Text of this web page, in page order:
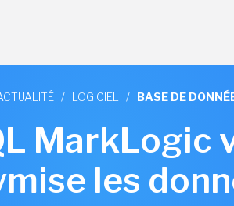
/ LOGICIEL / BASE DE
MarkLogic
les